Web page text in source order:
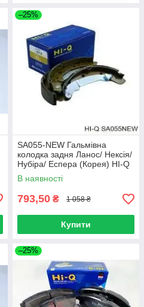
–25%
SA055-NEW Гальмівна
колодка задня Ланос/ Нексія/
Нубіра/ Еспера (Корея) HI-Q
В наявності
793,50 ₴ 1 058 ₴
Купити
–25%